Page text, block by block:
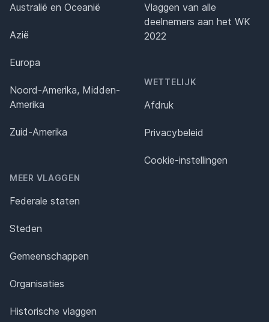
Australië en Oceanië
Azië
Europa
Noord-Amerika, Midden-
Amerika
Zuid-Amerika
MEER VLAGGEN
Federale staten
Steden
Gemeenschappen
Organisaties
Historische vlaggen
Vlaggen van alle
deelnemers aan het WK
2022
WETTELIJK
Afdruk
Privacybeleid
Cookie-instellingen